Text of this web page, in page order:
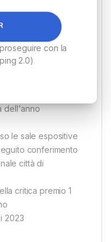
-Margutta-
concorso
premio "Artisti
dell'anno
le sale espositive
conferimento
città di
critica premio 1
2023
con la
2.0)